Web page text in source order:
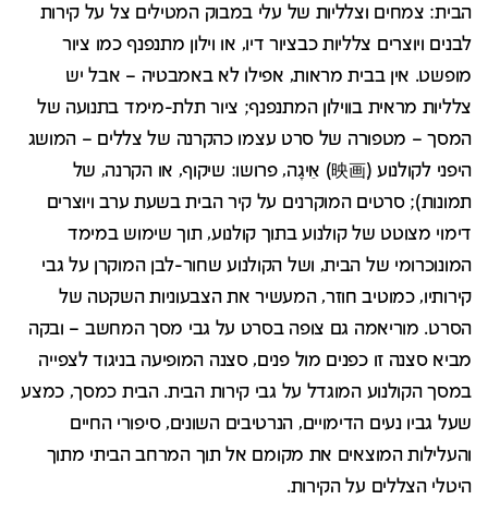
הבית: צמחים וצלליות של עלי במבוק המטילים צל על קירות
לבנים ויוצרים צלליות כבציור דיו, או וילון מתנפנף כמו ציור
מופשט. אין בבית מראות, אפילו לא באמבטיה – אבל יש
צלליות מראית בווילון המתנפנף; ציור תלת-מימד בתנועה של
המסך – מטפורה של סרט עצמו כהקרנה של צללים – המושג
היפני לקולנוע (映画ׂ) אֵיגָה, פרושו: שיקוף, או הקרנה, של
תמונות); סרטים המוקרנים על קיר הבית בשעת ערב ויוצרים
דימוי מצוטט של קולנוע בתוך קולנוע, תוך שימוש במימד
המונוכרומי של הבית, ושל הקולנוע שחור-לבן המוקרן על גבי
קירותיו, כמוטיב חוזר, המעשיר את הצבעוניות השקטה של
הסרט. מוריאמה גם צופה בסרט על גבי מסך המחשב – ובקה
מביא סצנה זו כפנים מול פנים, סצנה המופיעה בניגוד לצפייה
במסך הקולנוע המוגדל על גבי קירות הבית. הבית כמסך, כמצע
שעל גביו נעים הדימויים, הנרטיבים השונים, סיפורי החיים
והעלילות המוצאים את מקומם אל תוך המרחב הביתי מתוך
היטלי הצללים על הקירות.